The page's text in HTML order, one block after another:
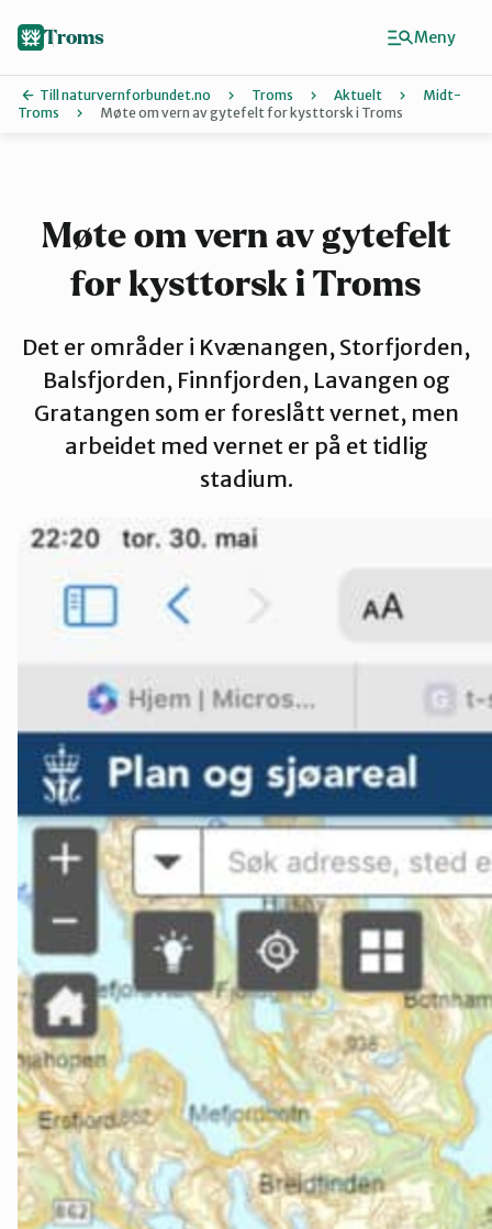
Midt-Troms
Nordreisa
Sør-Troms
Tromsø og omegn
Troms
Till naturvernforbundet.no Troms Aktuelt
Midt-
Troms
Møte om vern av gytefelt for kysttorsk i Troms
Møte om vern av gytefelt
for kysttorsk i Troms
Det er områder i Kvænangen, Storfjorden,
Balsfjorden, Finnfjorden, Lavangen og
Gratangen som er foreslått vernet, men
arbeidet med vernet er på et tidlig
stadium.